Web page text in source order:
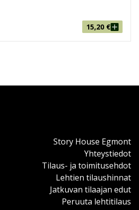
15,20 €
Story House Egmont
Yhteystiedot
Tilaus- ja toimitusehdot
Lehtien tilaushinnat
Jatkuvan tilaajan edut
Peruuta lehtitilaus